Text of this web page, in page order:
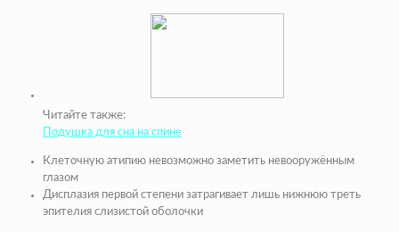
Читайте также:
Подушка для сна на спине
Клеточную атипию невозможно заметить невооружённым
глазом
Дисплазия первой степени затрагивает лишь нижнюю треть
эпителия слизистой оболочки